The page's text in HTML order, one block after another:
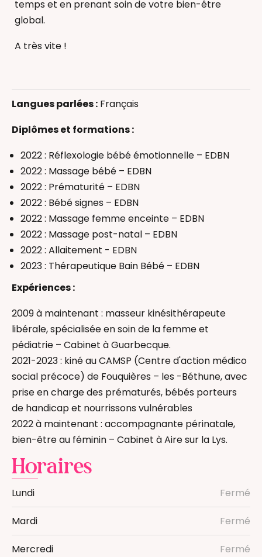
temps et en prenant soin de votre bien-être
global.
A très vite !
Bébé Signe (communication gestuelle)
Massage bébé
Massage femme enceinte
Réflexologie bébé
Thérapeutique Bain Bébé
Accompagnant(e) périnatal(e)
Langues parlées : Français
Diplômes et formations :
2022 : Réflexologie bébé émotionnelle – EDBN
2022 : Massage bébé – EDBN
2022 : Prématurité – EDBN
2022 : Bébé signes – EDBN
2022 : Massage femme enceinte – EDBN
2022 : Massage post-natal – EDBN
2022 : Allaitement - EDBN
2023 : Thérapeutique Bain Bébé – EDBN
Expériences :
2009 à maintenant : masseur kinésithérapeute
libérale, spécialisée en soin de la femme et
pédiatrie – Cabinet à Guarbecque.
2021-2023 : kiné au CAMSP (Centre d'action médico
social précoce) de Fouquières – les -Béthune, avec
prise en charge des prématurés, bébés porteurs
de handicap et nourrissons vulnérables
2022 à maintenant : accompagnante périnatale,
bien-être au féminin – Cabinet à Aire sur la Lys.
Horaires
Lundi Fermé
Mardi Fermé
Mercredi Fermé